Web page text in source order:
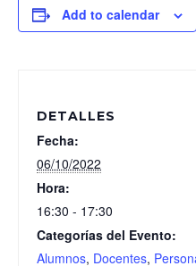
Add to calendar
DETALLES
Fecha:
06/10/2022
Hora:
16:30 - 17:30
Categorías del Evento:
Alumnos, Docentes,